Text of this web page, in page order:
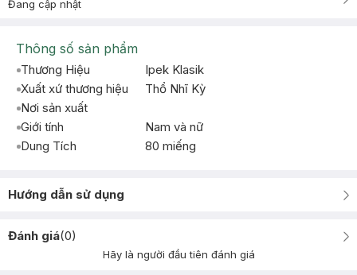
Đang cập nhật
Thông số sản phẩm
Thương Hiệu
Ipek Klasik
Xuất xứ thương hiệu
Thổ Nhĩ Kỳ
Nơi sản xuất
Giới tính
Nam và nữ
Dung Tích
80 miếng
Hướng dẫn sử dụng
Đánh giá(0)
Hãy là người đầu tiên đánh giá